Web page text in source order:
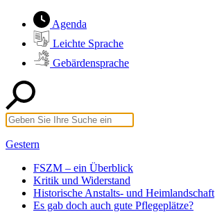
Agenda
Leichte Sprache
Gebärdensprache
Gestern
FSZM – ein Überblick
Kritik und Widerstand
Historische Anstalts- und Heimlandschaft
Es gab doch auch gute Pflegeplätze?